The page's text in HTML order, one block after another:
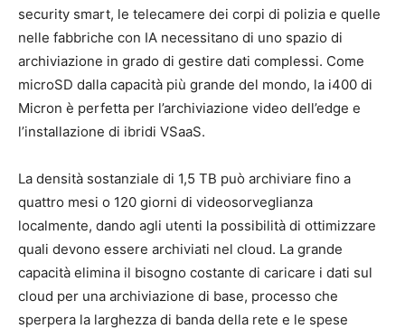
security smart, le telecamere dei corpi di polizia e quelle
nelle fabbriche con IA necessitano di uno spazio di
archiviazione in grado di gestire dati complessi. Come
microSD dalla capacità più grande del mondo, la i400 di
Micron è perfetta per l’archiviazione video dell’edge e
l’installazione di ibridi VSaaS.
La densità sostanziale di 1,5 TB può archiviare fino a
quattro mesi o 120 giorni di videosorveglianza
localmente, dando agli utenti la possibilità di ottimizzare
quali devono essere archiviati nel cloud. La grande
capacità elimina il bisogno costante di caricare i dati sul
cloud per una archiviazione di base, processo che
sperpera la larghezza di banda della rete e le spese